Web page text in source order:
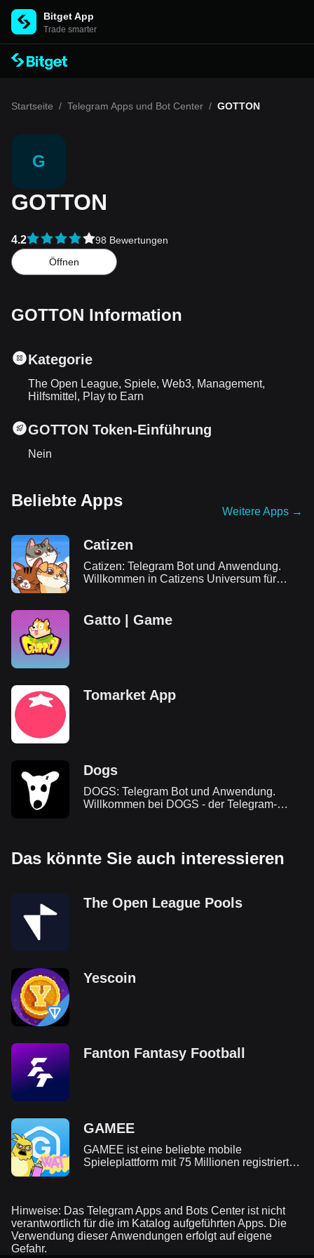
Bitget App
Trade smarter
Startseite / Telegram Apps und Bot Center / GOTTON
G
GOTTON
4.2
98 Bewertungen
Öffnen
GOTTON Information
Kategorie
The Open League, Spiele, Web3, Management,
Hilfsmittel, Play to Earn
GOTTON Token-Einführung
Nein
Beliebte Apps
Weitere Apps →
Catizen
Catizen: Telegram Bot und Anwendung.
Willkommen in Catizens Universum für
und erfahren Sie alle Details über Catizen.
Gatto | Game
Tomarket App
Dogs
DOGS: Telegram Bot und Anwendung.
Willkommen bei DOGS - der Telegram-
Ökosystem teilnehmen können.
Das könnte Sie auch interessieren
The Open League Pools
Yescoin
Fanton Fantasy Football
GAMEE
GAMEE ist eine beliebte mobile
Spieleplattform mit 75 Millionen registrierten
Web3-Ära zu führen.
Hinweise: Das Telegram Apps and Bots Center ist nicht
verantwortlich für die im Katalog aufgeführten Apps. Die
Verwendung dieser Anwendungen erfolgt auf eigene
Gefahr.